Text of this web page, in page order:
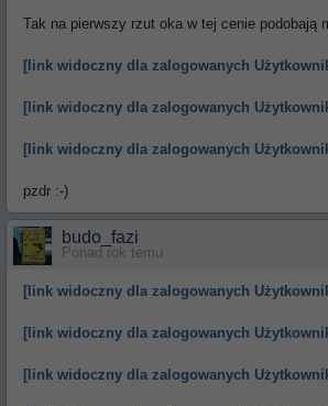
Tak na pierwszy rzut oka w tej cenie podobają
[link widoczny dla zalogowanych
[link widoczny dla zalogowanych
[link widoczny dla zalogowanych
pzdr :-)
budo_fazi
Ponad rok temu
[link widoczny dla zalogowanych
[link widoczny dla zalogowanych
[link widoczny dla zalogowanych